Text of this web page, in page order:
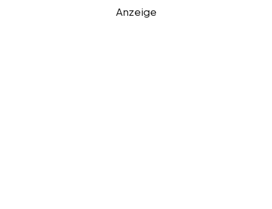
Anzeige